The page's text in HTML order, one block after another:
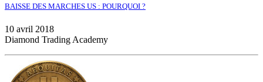
BAISSE DES MARCHES US : POURQUOI ?
10 avril 2018
Diamond Trading Academy